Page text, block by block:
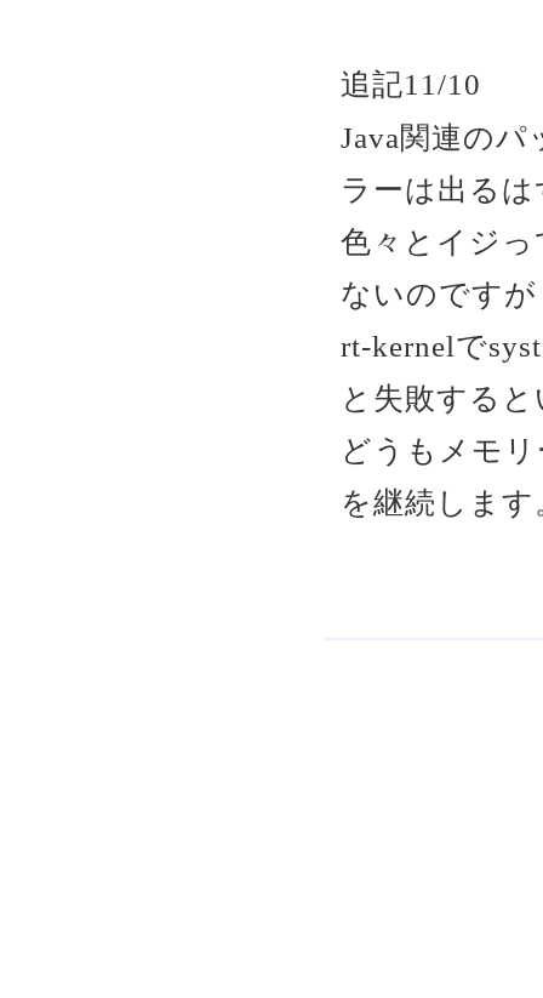
追記11/10
Java関連の
ラーは出る
色々とイジ
ないのですが
rt-kernelで
と失敗する
どうもメモ
を継続します